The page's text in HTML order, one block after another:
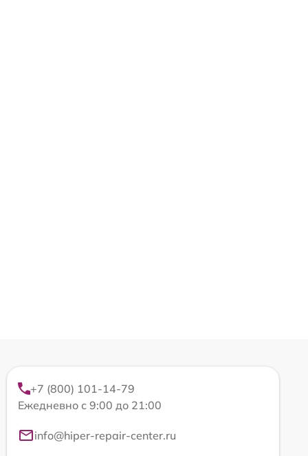
+7 (800) 101-14-79
Ежедневно с 9:00 до 21:00
info@hiper-repair-center.ru